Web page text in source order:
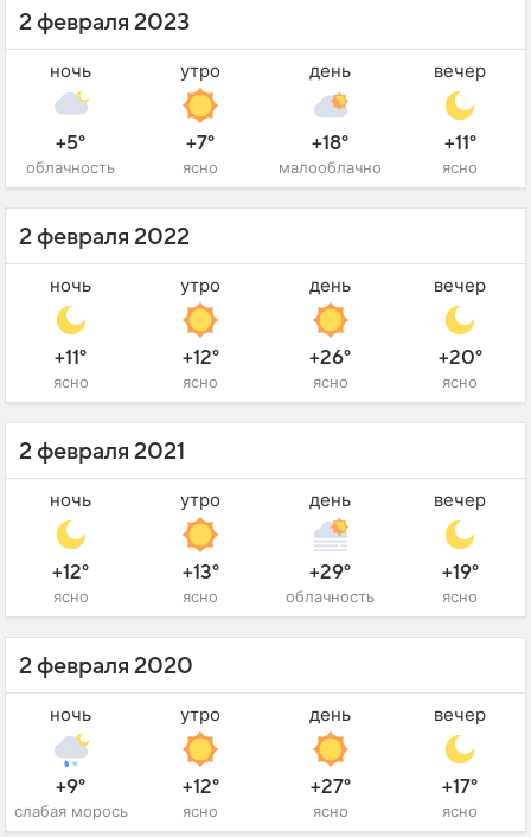
2 февраля 2023
ночь
+5°
облачность
утро
+7°
ясно
день
+18°
малооблачно
вечер
+11°
ясно
2 февраля 2022
ночь
+11°
ясно
утро
+12°
ясно
день
+26°
ясно
вечер
+20°
ясно
2 февраля 2021
ночь
+12°
ясно
утро
+13°
ясно
день
+29°
облачность
вечер
+19°
ясно
2 февраля 2020
ночь
+9°
слабая морось
утро
+12°
ясно
день
+27°
ясно
вечер
+17°
ясно